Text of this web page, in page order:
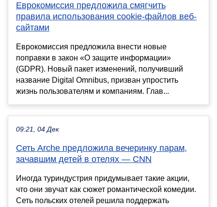
Еврокомиссия предложила смягчить
правила использования cookie-файлов веб-
сайтами
Еврокомиссия предложила внести новые
поправки в закон «О защите информации»
(GDPR). Новый пакет изменений, получивший
название Digital Omnibus, призван упростить
жизнь пользователям и компаниям. Глав...
09:21, 04 Дек
Сеть Arche предложила вечеринку парам,
зачавшим детей в отелях — CNN
Иногда туриндустрия придумывает такие акции,
что они звучат как сюжет романтической комедии.
Сеть польских отелей решила поддержать